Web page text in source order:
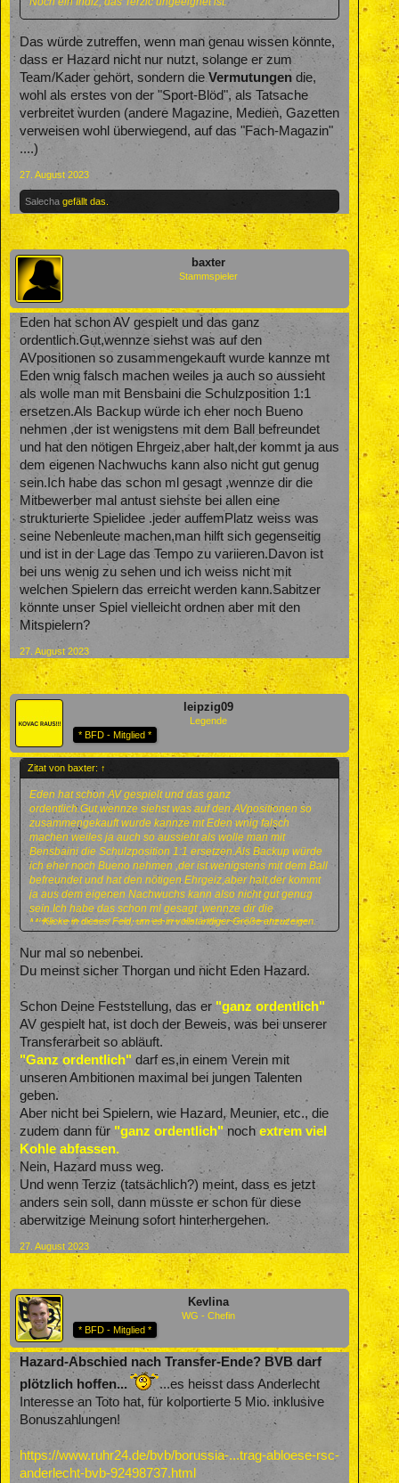
Das würde zutreffen, wenn man genau wissen könnte,
dass er Hazard nicht nur nutzt, solange er zum
Team/Kader gehört, sondern die Vermutungen die,
wohl als erstes von der "Sport-Blöd", als Tatsache
verbreitet wurden (andere Magazine, Medien, Gazetten
verweisen wohl überwiegend, auf das "Fach-Magazin"
....)
27. August 2023
Salecha gefällt das.
baxter
Stammspieler
Eden hat schon AV gespielt und das ganz
ordentlich.Gut,wennze siehst was auf den
AVpositionen so zusammengekauft wurde kannze mt
Eden wnig falsch machen weiles ja auch so aussieht
als wolle man mit Bensbaini die Schulzposition 1:1
ersetzen.Als Backup würde ich eher noch Bueno
nehmen ,der ist wenigstens mit dem Ball befreundet
und hat den nötigen Ehrgeiz,aber halt,der kommt ja aus
dem eigenen Nachwuchs kann also nicht gut genug
sein.Ich habe das schon ml gesagt ,wennze dir die
Mitbewerber mal antust siehste bei allen eine
strukturierte Spielidee .jeder auffemPlatz weiss was
seine Nebenleute machen,man hilft sich gegenseitig
und ist in der Lage das Tempo zu variieren.Davon ist
bei uns wenig zu sehen und ich weiss nicht mit
welchen Spielern das erreicht werden kann.Sabitzer
könnte unser Spiel vielleicht ordnen aber mit den
Mitspielern?
27. August 2023
leipzig09
Legende
* BFD - Mitglied *
Zitat von baxter: ↑
Eden hat schon AV gespielt und das ganz
ordentlich.Gut,wennze siehst was auf den AVpositionen so
zusammengekauft wurde kannze mt Eden wnig falsch
machen weiles ja auch so aussieht als wolle man mit
Bensbaini die Schulzposition 1:1 ersetzen.Als Backup würde
ich eher noch Bueno nehmen ,der ist wenigstens mit dem Ball
befreundet und hat den nötigen Ehrgeiz,aber halt,der kommt
ja aus dem eigenen Nachwuchs kann also nicht gut genug
sein.Ich habe das schon ml gesagt ,wennze dir die
Mitbewerber mal antust siehste bei allen eine strukturierte
Spielidee .jeder auffemPlatz weiss was seine Nebenleute
machen,man hilft sich gegenseitig und ist in der Lage das
Tempo zu variieren.Davon ist bei uns wenig zu sehen und ich
weiss nicht mit welchen Spielern das erreicht werden
kann.Sabitzer könnte unser Spiel vielleicht ordnen aber mit
den Mitspielern?
Klicke in dieses Feld, um es in vollständiger Größe anzuzeigen.
Nur mal so nebenbei.
Du meinst sicher Thorgan und nicht Eden Hazard.
Schon Deine Feststellung, das er "ganz ordentlich"
AV gespielt hat, ist doch der Beweis, was bei unserer
Transferarbeit so abläuft.
"Ganz ordentlich" darf es,in einem Verein mit
unseren Ambitionen maximal bei jungen Talenten
geben.
Aber nicht bei Spielern, wie Hazard, Meunier, etc., die
zudem dann für "ganz ordentlich" nochextrem viel
Kohle abfassen.
Nein, Hazard muss weg.
Und wenn Terziz (tatsächlich?) meint, dass es jetzt
anders sein soll, dann müsste er schon für diese
aberwitzige Meinung sofort hinterhergehen.
27. August 2023
Kevlina
WG - Chefin
* BFD - Mitglied *
Hazard-Abschied nach Transfer-Ende? BVB darf
plötzlich hoffen...
...es heisst dass Anderlecht
Interesse an Toto hat, für kolportierte 5 Mio. inklusive
Bonuszahlungen!
https://www.ruhr24.de/bvb/borussia-...trag-abloese-rsc-
anderlecht-bvb-92498737.html